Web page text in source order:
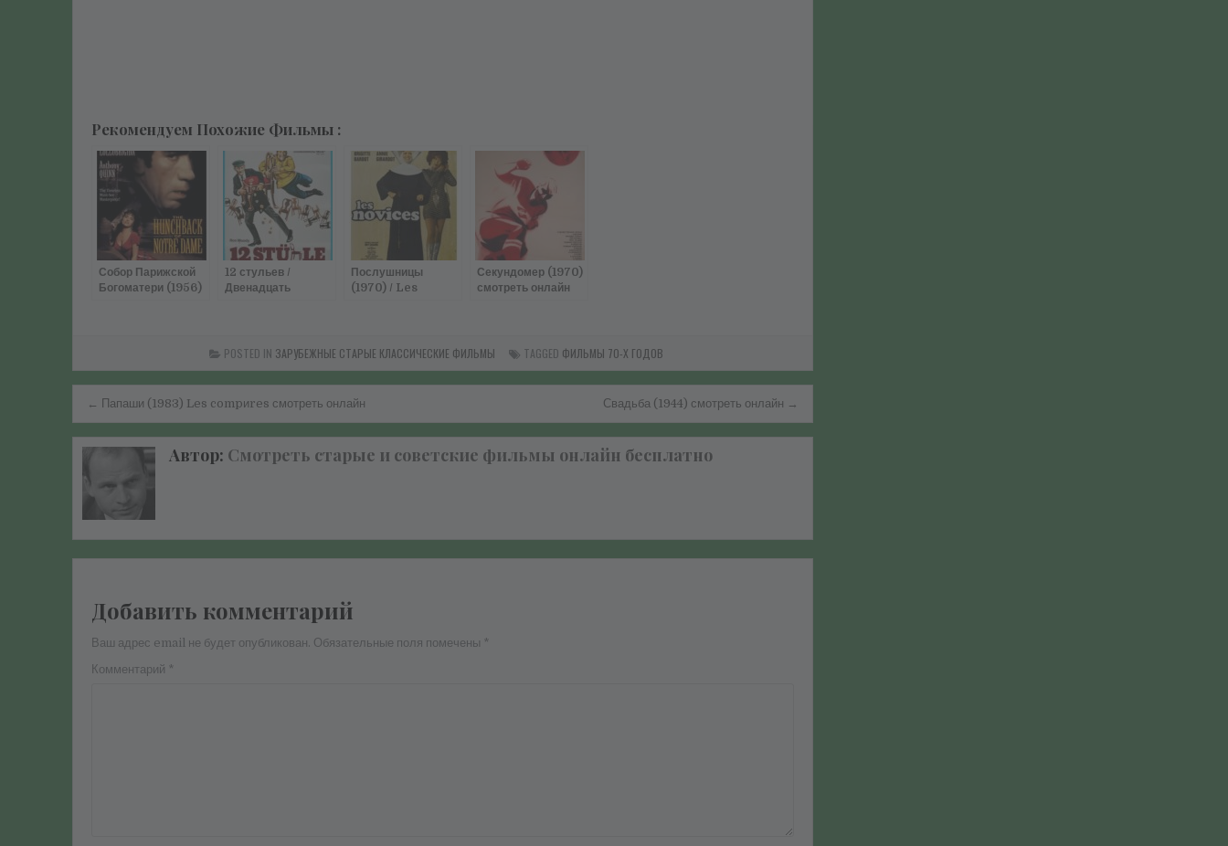
Рекомендуем Похожие Фильмы :
Собор Парижской
Богоматери (1956)
12 стульев /
Двенадцать
Послушницы
(1970) / Les
Секундомер (1970)
смотреть онлайн
POSTED IN ЗАРУБЕЖНЫЕ СТАРЫЕ КЛАССИЧЕСКИЕ ФИЛЬМЫ TAGGED ФИЛЬМЫ 70-Х ГОДОВ
Навигация
по
записям
← Папаши (1983) Les compиres смотреть онлайн Свадьба (1944) смотреть онлайн →
Автор: Смотреть старые и советские фильмы онлайн бесплатно
Добавить комментарий
Ваш адрес email не будет опубликован. Обязательные поля помечены *
Комментарий *